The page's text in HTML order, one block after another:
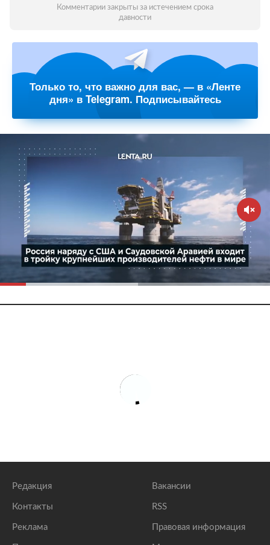
Комментарии закрыты за истечением срока
давности
Только то, что важно для вас, — в «Ленте
дня» в Telegram. Подписывайтесь
Редакция
Контакты
Реклама
Вакансии
RSS
Правовая информация